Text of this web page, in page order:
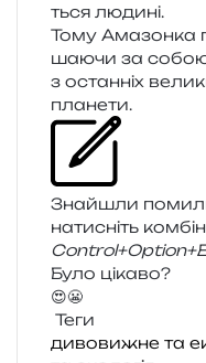
ться людині.
Тому Амазонка
ша­ю­чи за
з остан­ніх
планети.
Знайшли
нати­сніть
Було цікаво?
😍😬
Теги
дивовижне та